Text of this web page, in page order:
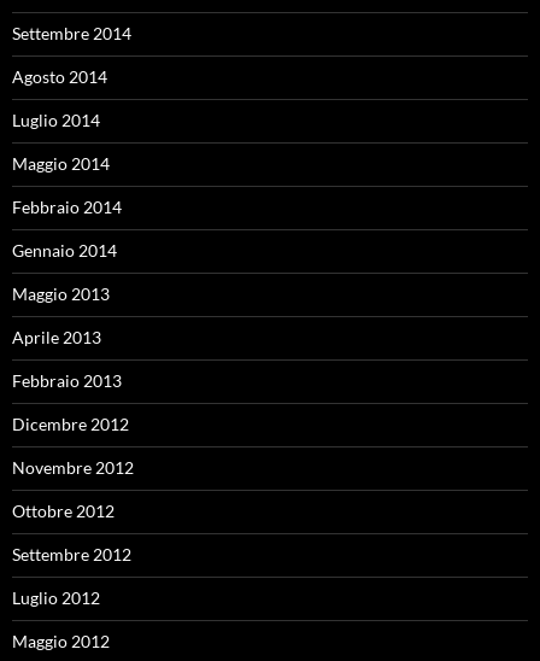
Settembre 2014
Agosto 2014
Luglio 2014
Maggio 2014
Febbraio 2014
Gennaio 2014
Maggio 2013
Aprile 2013
Febbraio 2013
Dicembre 2012
Novembre 2012
Ottobre 2012
Settembre 2012
Luglio 2012
Maggio 2012